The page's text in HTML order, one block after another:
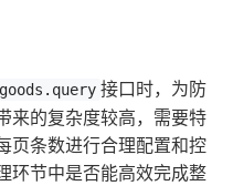
接口时，为防
来的复杂度较高，需要特
页条数进行合理配置和控
环节中是否能高效完成整